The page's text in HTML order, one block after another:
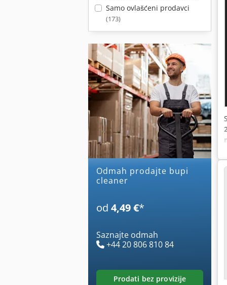
Samo ovlašćeni prodavci
(173)
Odmah prodajte bupi
cleaner
od 4,49 €*
Saznajte odmah
+44 20 806 810 84
prodati bez provizije